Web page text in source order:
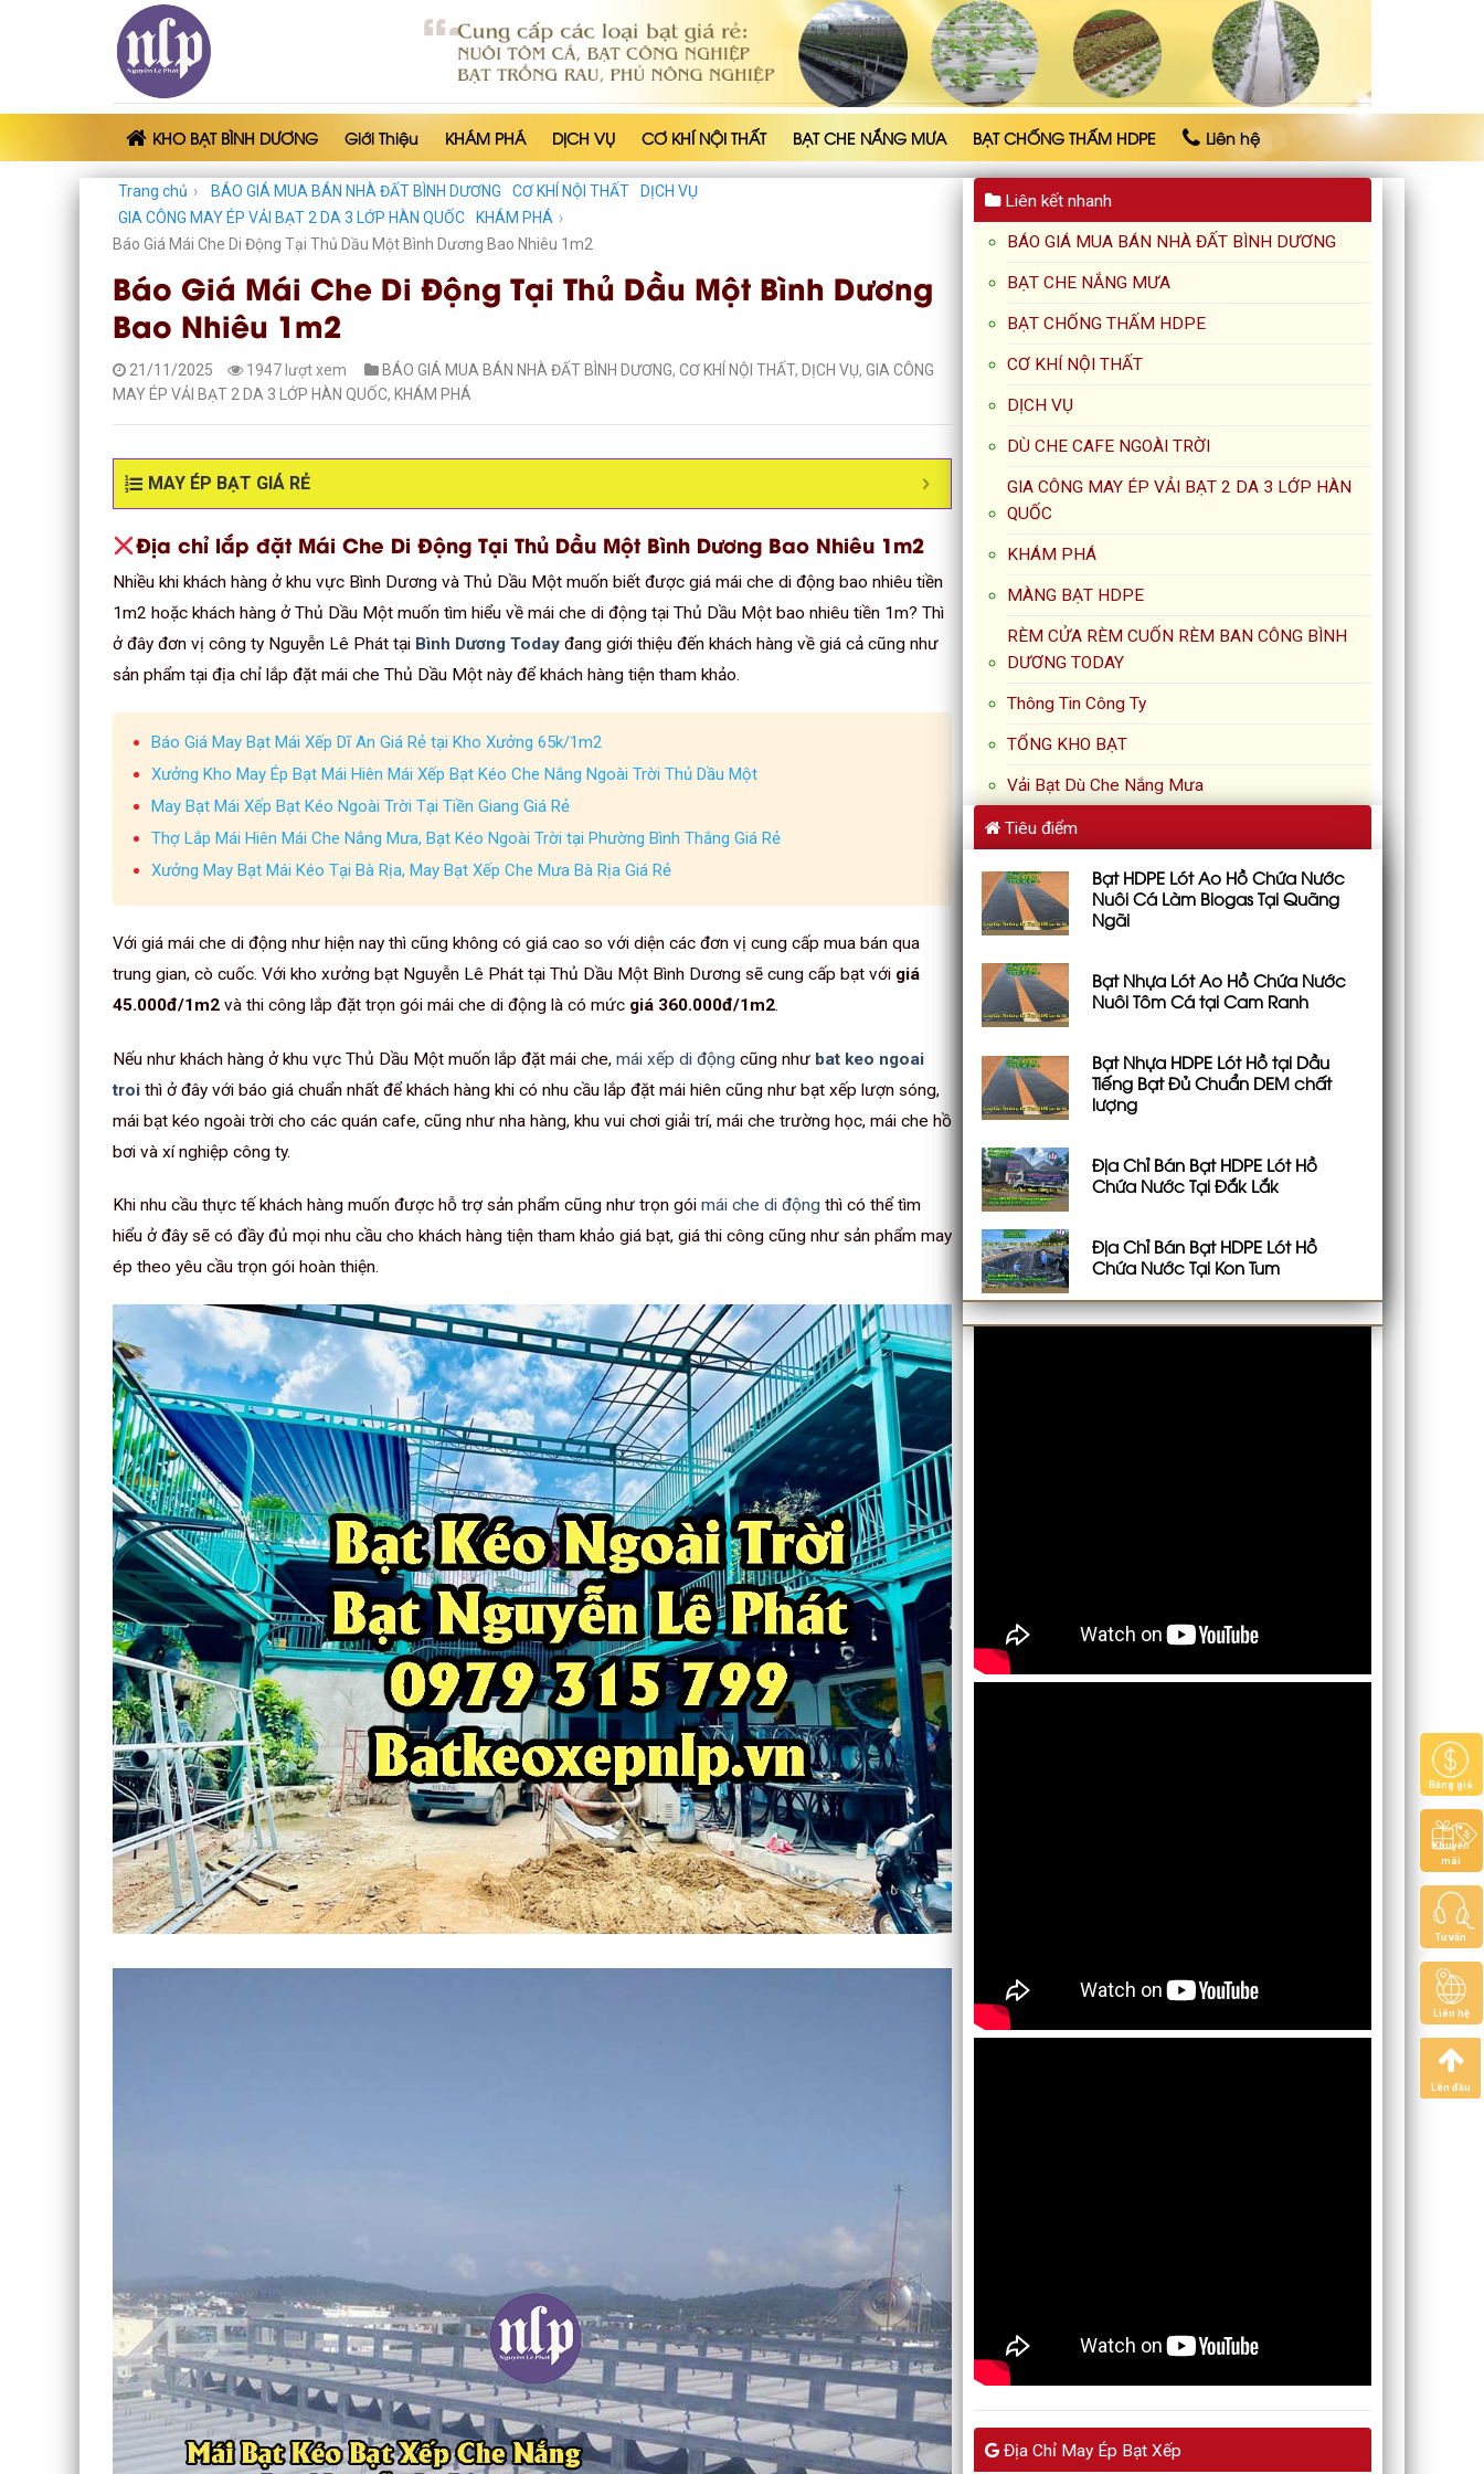
KHO BẠT BÌNH DƯƠNG Giới Thiệu KHÁM PHÁ DỊCH VỤ CƠ KHÍ NỘI THẤT BẠT CHE NẮNG MƯA BẠT CHỐNG THẤM HDPE Liên hệ
Trang chủ › BÁO GIÁ MUA BÁN NHÀ ĐẤT BÌNH DƯƠNG CƠ KHÍ NỘI THẤT
DỊCH VỤ
GIA CÔNG MAY ÉP VẢI BẠT 2 DA 3 LỚP HÀN QUỐC
KHÁM PHÁ ›
Báo Giá Mái Che Di Động Tại Thủ Dầu Một Bình Dương Bao Nhiêu 1m2
Báo Giá Mái Che Di Động Tại Thủ Dầu Một Bình Dương
Bao Nhiêu 1m2
21/11/2025 1947 lượt xem BÁO GIÁ MUA BÁN NHÀ ĐẤT BÌNH DƯƠNG, CƠ KHÍ NỘI THẤT, DỊCH VỤ, GIA CÔNG
MAY ÉP VẢI BẠT 2 DA 3 LỚP HÀN QUỐC, KHÁM PHÁ
MAY ÉP BẠT GIÁ RẺ
Địa chỉ lắp đặt Mái Che Di Động Tại Thủ Dầu Một Bình Dương Bao Nhiêu 1m2
Nhiều khi khách hàng ở khu vực Bình Dương và Thủ Dầu Một muốn biết được giá mái che di động bao nhiêu tiền
1m2 hoặc khách hàng ở Thủ Dầu Một muốn tìm hiểu về mái che di động tại Thủ Dầu Một bao nhiêu tiền 1m? Thì
ở đây đơn vị công ty Nguyễn Lê Phát tại Bình Dương Today đang giới thiệu đến khách hàng về giá cả cũng như
sản phẩm tại địa chỉ lắp đặt mái che Thủ Dầu Một này để khách hàng tiện tham khảo.
Báo Giá May Bạt Mái Xếp Dĩ An Giá Rẻ tại Kho Xưởng 65k/1m2
Xưởng Kho May Ép Bạt Mái Hiên Mái Xếp Bạt Kéo Che Nắng Ngoài Trời Thủ Dầu Một
May Bạt Mái Xếp Bạt Kéo Ngoài Trời Tại Tiền Giang Giá Rẻ
Thợ Lắp Mái Hiên Mái Che Nắng Mưa, Bạt Kéo Ngoài Trời tại Phường Bình Thắng Giá Rẻ
Xưởng May Bạt Mái Kéo Tại Bà Rịa, May Bạt Xếp Che Mưa Bà Rịa Giá Rẻ
Với giá mái che di động như hiện nay thì cũng không có giá cao so với diện các đơn vị cung cấp mua bán qua
trung gian, cò cuốc. Với kho xưởng bạt Nguyễn Lê Phát tại Thủ Dầu Một Bình Dương sẽ cung cấp bạt với giá
45.000đ/1m2 và thi công lắp đặt trọn gói mái che di động là có mức giá 360.000đ/1m2.
Nếu như khách hàng ở khu vực Thủ Dầu Một muốn lắp đặt mái che, mái xếp di động cũng như bat keo ngoai
troi thì ở đây với báo giá chuẩn nhất để khách hàng khi có nhu cầu lắp đặt mái hiên cũng như bạt xếp lượn sóng,
mái bạt kéo ngoài trời cho các quán cafe, cũng như nha hàng, khu vui chơi giải trí, mái che trường học, mái che hồ
bơi và xí nghiệp công ty.
Khi nhu cầu thực tế khách hàng muốn được hỗ trợ sản phẩm cũng như trọn gói mái che di động thì có thể tìm
hiểu ở đây sẽ có đầy đủ mọi nhu cầu cho khách hàng tiện tham khảo giá bạt, giá thi công cũng như sản phẩm may
ép theo yêu cầu trọn gói hoàn thiện.
Liên kết nhanh
BÁO GIÁ MUA BÁN NHÀ ĐẤT BÌNH DƯƠNG
BẠT CHE NẮNG MƯA
BẠT CHỐNG THẤM HDPE
CƠ KHÍ NỘI THẤT
DỊCH VỤ
DÙ CHE CAFE NGOÀI TRỜI
GIA CÔNG MAY ÉP VẢI BẠT 2 DA 3 LỚP HÀN
QUỐC
KHÁM PHÁ
MÀNG BẠT HDPE
RÈM CỬA RÈM CUỐN RÈM BAN CÔNG BÌNH
DƯƠNG TODAY
Thông Tin Công Ty
TỔNG KHO BẠT
Vải Bạt Dù Che Nắng Mưa
Tiêu điểm
Bạt HDPE Lót Ao Hồ Chứa Nước
Nuôi Cá Làm Biogas Tại Quãng
Ngãi
Bạt Nhựa Lót Ao Hồ Chứa Nước
Nuôi Tôm Cá tại Cam Ranh
Bạt Nhựa HDPE Lót Hồ tại Dầu
Tiếng Bạt Đủ Chuẩn DEM chất
lượng
Địa Chỉ Bán Bạt HDPE Lót Hồ
Chứa Nước Tại Đắk Lắk
Địa Chỉ Bán Bạt HDPE Lót Hồ
Chứa Nước Tại Kon Tum
Địa Chỉ May Ép Bạt Xếp
Bảng giá
Khuyến
mãi
Tư vấn
Liên hệ
Lên đầu